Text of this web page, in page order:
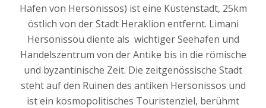
Hafen von Hersonissos) ist eine Küstenstadt, 25km
östlich von der Stadt Heraklion entfernt. Limani
Hersonissou diente als wichtiger Seehafen und
Handelszentrum von der Antike bis in die römische
und byzantinische Zeit. Die zeitgenössische Stadt
steht auf den Ruinen des antiken Hersonissos und
ist ein kosmopolitisches Touristenziel, berühmt